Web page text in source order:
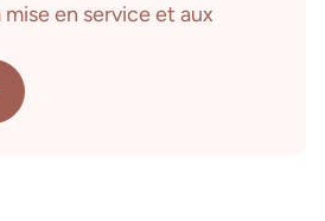
en service et aux